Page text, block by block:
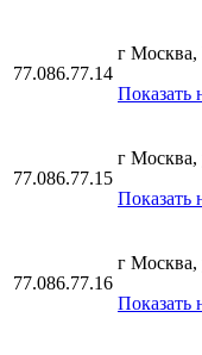
77.086.77.14
г Москва,
Показать
77.086.77.15
г Москва,
Показать
77.086.77.16
г Москва,
Показать